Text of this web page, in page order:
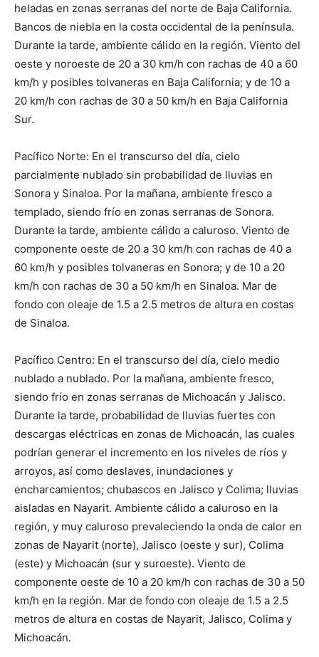
heladas en zonas serranas del norte de Baja California.
Bancos de niebla en la costa occidental de la península.
Durante la tarde, ambiente cálido en la región. Viento del
oeste y noroeste de 20 a 30 km/h con rachas de 40 a 60
km/h y posibles tolvaneras en Baja California; y de 10 a
20 km/h con rachas de 30 a 50 km/h en Baja California
Sur.
Pacífico Norte: En el transcurso del día, cielo
parcialmente nublado sin probabilidad de lluvias en
Sonora y Sinaloa. Por la mañana, ambiente fresco a
templado, siendo frío en zonas serranas de Sonora.
Durante la tarde, ambiente cálido a caluroso. Viento de
componente oeste de 20 a 30 km/h con rachas de 40 a
60 km/h y posibles tolvaneras en Sonora; y de 10 a 20
km/h con rachas de 30 a 50 km/h en Sinaloa. Mar de
fondo con oleaje de 1.5 a 2.5 metros de altura en costas
de Sinaloa.
Pacífico Centro: En el transcurso del día, cielo medio
nublado a nublado. Por la mañana, ambiente fresco,
siendo frío en zonas serranas de Michoacán y Jalisco.
Durante la tarde, probabilidad de lluvias fuertes con
descargas eléctricas en zonas de Michoacán, las cuales
podrían generar el incremento en los niveles de ríos y
arroyos, así como deslaves, inundaciones y
encharcamientos; chubascos en Jalisco y Colima; lluvias
aisladas en Nayarit. Ambiente cálido a caluroso en la
región, y muy caluroso prevaleciendo la onda de calor en
zonas de Nayarit (norte), Jalisco (oeste y sur), Colima
(este) y Michoacán (sur y suroeste). Viento de
componente oeste de 10 a 20 km/h con rachas de 30 a 50
km/h en la región. Mar de fondo con oleaje de 1.5 a 2.5
metros de altura en costas de Nayarit, Jalisco, Colima y
Michoacán.